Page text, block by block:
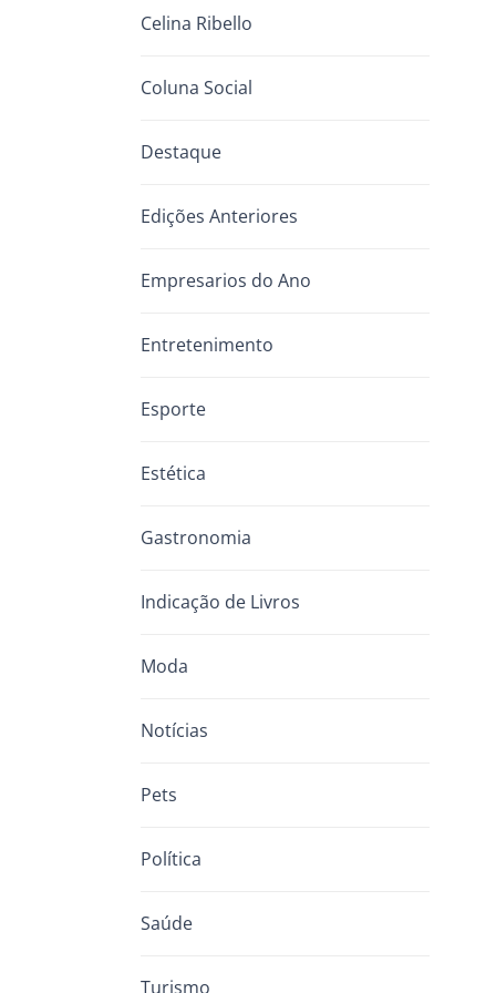
Celina Ribello
Coluna Social
Destaque
Edições Anteriores
Empresarios do Ano
Entretenimento
Esporte
Estética
Gastronomia
Indicação de Livros
Moda
Notícias
Pets
Política
Saúde
Turismo